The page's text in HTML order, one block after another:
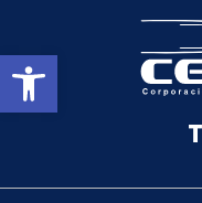
Abrir barra